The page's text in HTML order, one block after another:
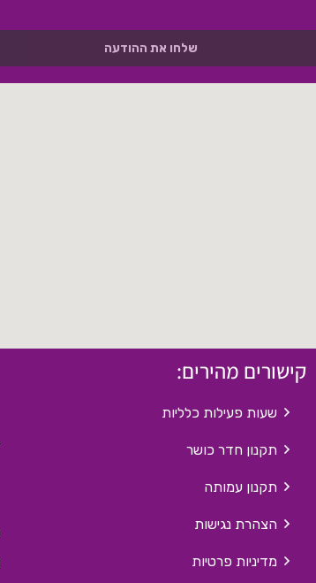
שלחו את ההודעה
קישורים מהירים:
שעות פעילות כלליות
תקנון חדר כושר
תקנון עמותה
הצהרת נגישות
מדיניות פרטיות